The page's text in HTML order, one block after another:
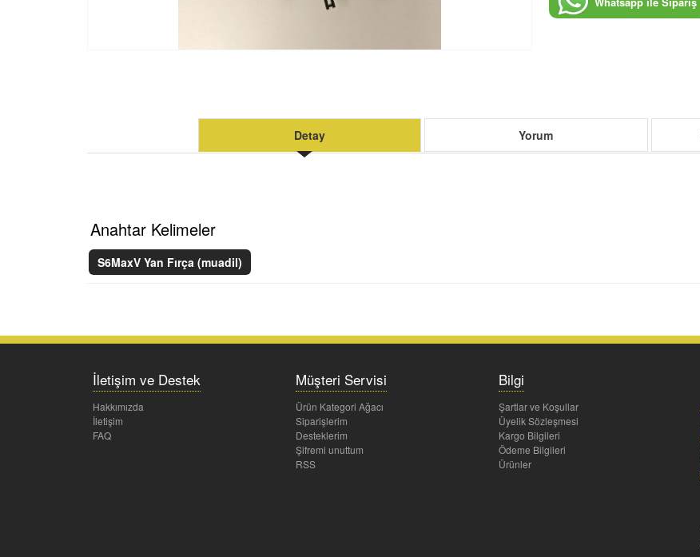
Detay Yorum
Anahtar Kelimeler
S6MaxV Yan Fırça (muadil)
İletişim ve Destek
Hakkımızda
İletişim
FAQ
Müşteri Servisi
Ürün Kategori Ağacı
Siparişlerim
Desteklerim
Şifremi unuttum
RSS
Bilgi
Şartlar ve Koşullar
Üyelik Sözleşmesi
Kargo Bilgileri
Ödeme Bilgileri
Ürünler